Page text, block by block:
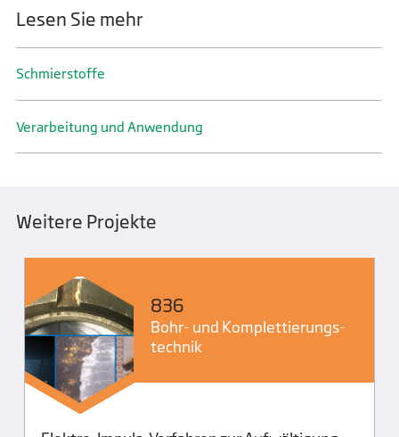
Lesen Sie mehr
Schmier­stoffe
Verarbeitung und Anwendung
Weitere Projekte
836
Bohr- und Komplettierungs­
technik